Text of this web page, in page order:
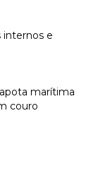
internos e
marítima
couro